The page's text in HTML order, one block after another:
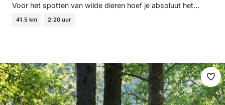
Voor het spotten van wilde dieren hoef je absoluut het…
41.5 km 2:20 uur